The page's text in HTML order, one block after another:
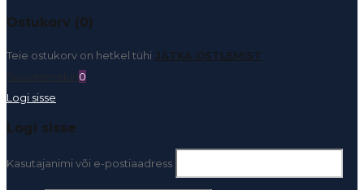
Ostukorv (0)
Teie ostukorv on hetkel tühi JÄTKA OSTLEMIST
0
Logi sisse
Logi sisse
Kasutajanimi või e-postiaadress